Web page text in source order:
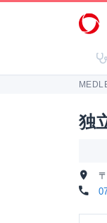
独